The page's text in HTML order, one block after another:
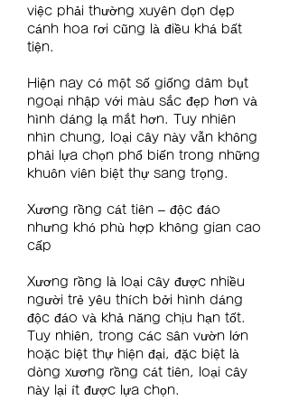
việc phải thường xuyên dọn dẹp
cánh hoa rơi cũng là điều khá bất
tiện.
Hiện nay có một số giống dâm bụt
ngoại nhập với màu sắc đẹp hơn và
hình dáng lạ mắt hơn. Tuy nhiên
nhìn chung, loại cây này vẫn không
phải lựa chọn phổ biến trong những
khuôn viên biệt thự sang trọng.
Xương rồng cát tiên – độc đáo
nhưng khó phù hợp không gian cao
cấp
Xương rồng là loại cây được nhiều
người trẻ yêu thích bởi hình dáng
độc đáo và khả năng chịu hạn tốt.
Tuy nhiên, trong các sân vườn lớn
hoặc biệt thự hiện đại, đặc biệt là
dòng xương rồng cát tiên, loại cây
này lại ít được lựa chọn.